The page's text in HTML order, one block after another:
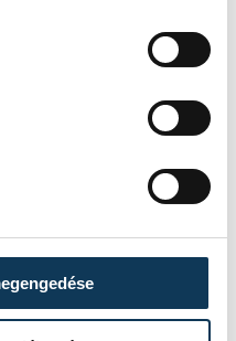
RÉSZLETEK
NB I/B,
30. 16:00